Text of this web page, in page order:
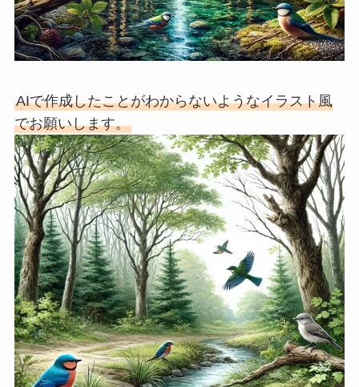
AIで作成したことがわからないようなイラスト風
でお願いします。